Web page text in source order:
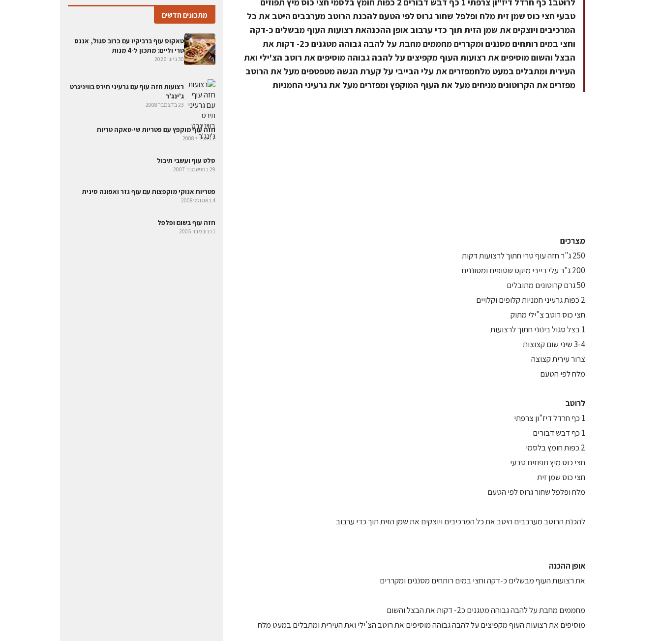
טבעי חצי כוס שמן זית מלח ופלפל שחור גרוס לפי הטעם להכנת הרוטב מערבבים היטב את כל
המרכיבים ויוצקים את שמן הזית תוך כדי ערבוב אופן ההכנהאת רצועות העוף מבשלים כ-דקה
וחצי במים רותחים מסננים ומקררים מחממים מחבת על להבה גבוהה מטגנים כ2- דקות את
הבצל והשום מוסיפים את רצועות העוף מקפיצים על להבה גבוהה מוסיפים את רוטב הצ'ילי ואת
העירית ומתבלים במעט מלחמפזרים את עלי הבייבי על קערת הגשה מטפטפים מעל את הרוטב
מפזרים את הקרוטונים מניחים מעל את העוף המוקפץ ומפזרים מעל את גרעיני החמניות
מצרכים
250 ג"ר חזה עוף טרי חתוך לרצועות דקות
200 ג"ר עלי בייבי מיקס שטופים ומסוננים
50 גרם קרוטונים מתובלים
2 כפות גרעיני חמניות קלופים וקלויים
חצי כוס רוטב צ"ילי מתוק
1 בצל סגול בינוני חתוך לרצועות
3-4 שיני שום קצוצות
צרור עירית קצוצה
מלח לפי הטעם
לרוטב
1 כף חרדל דיז"ון צרפתי
1 כף דבש דבורים
2 כפות חומץ בלסמי
חצי כוס מיץ תפוזים טבעי
חצי כוס שמן זית
מלח ופלפל שחור גרוס לפי הטעם
להכנת הרוטב מערבבים היטב את כל המרכיבים ויוצקים את שמן הזית תוך כדי ערבוב
אופן ההכנה
את רצועות העוף מבשלים כ-דקה וחצי במים רותחים מסננים ומקררים
מחממים מחבת על להבה גבוהה מטגנים כ2- דקות את הבצל והשום
מוסיפים את רצועות העוף מקפיצים על להבה גבוהה מוסיפים את רוטב הצ'ילי ואת העירית ומתבלים במעט מלח
מתכונים חדשים
טאקוס עוף ברביקיו עם כרוב סגול, אננס
טרי וליים: מתכון ל-4 מנות
30 ביוני 2026
רצועות חזה עוף עם גרעיני תירס בוויניגרט
ג'ינג'ר
23 בדצמבר 2008
חזה עוף מוקפץ עם פטריות שי-טאקה טריות
2 באפריל 2008
סלט עוף ועשבי תיבול
29 בספטמבר 2007
פטריות אנוקי מוקפצות עם עוף גזר ואפונה סינית
4 באוגוסט 2008
חזה עוף בשום ופלפל
1 בנובמבר 2005